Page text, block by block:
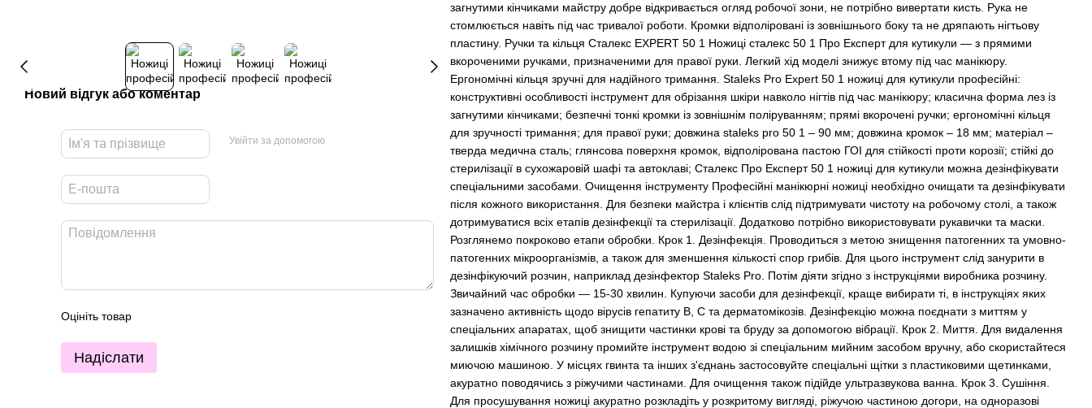
Новий відгук або коментар
Увійти за допомогою
Оцініть товар
Надіслати
загнутими кінчиками майстру добре відкривається огляд робочої зони, не потрібно вивертати кисть. Рука не
стомлюється навіть під час тривалої роботи. Кромки відполіровані із зовнішнього боку та не дряпають нігтьову
пластину. Ручки та кільця Сталекс EXPERT 50 1 Ножиці сталекс 50 1 Про Експерт для кутикули — з прямими
вкороченими ручками, призначеними для правої руки. Легкий хід моделі знижує втому під час манікюру.
Ергономічні кільця зручні для надійного тримання. Staleks Pro Expert 50 1 ножиці для кутикули професійні:
конструктивні особливості інструмент для обрізання шкіри навколо нігтів під час манікюру; класична форма лез із
загнутими кінчиками; безпечні тонкі кромки із зовнішнім поліруванням; прямі вкорочені ручки; ергономічні кільця
для зручності тримання; для правої руки; довжина staleks pro 50 1 – 90 мм; довжина кромок – 18 мм; матеріал –
тверда медична сталь; глянсова поверхня кромок, відполірована пастою ГОІ для стійкості проти корозії; стійкі до
стерилізації в сухожаровій шафі та автоклаві; Сталекс Про Експерт 50 1 ножиці для кутикули можна дезінфікувати
спеціальними засобами. Очищення інструменту Професійні манікюрні ножиці необхідно очищати та дезінфікувати
після кожного використання. Для безпеки майстра і клієнтів слід підтримувати чистоту на робочому столі, а також
дотримуватися всіх етапів дезінфекції та стерилізації. Додатково потрібно використовувати рукавички та маски.
Розглянемо покроково етапи обробки. Крок 1. Дезінфекція. Проводиться з метою знищення патогенних та умовно-
патогенних мікроорганізмів, а також для зменшення кількості спор грибів. Для цього інструмент слід занурити в
дезінфікуючий розчин, наприклад дезінфектор Staleks Pro. Потім діяти згідно з інструкціями виробника розчину.
Звичайний час обробки — 15-30 хвилин. Купуючи засоби для дезінфекції, краще вибирати ті, в інструкціях яких
зазначено активність щодо вірусів гепатиту В, С та дерматомікозів. Дезінфекцію можна поєднати з миттям у
спеціальних апаратах, щоб знищити частинки крові та бруду за допомогою вібрації. Крок 2. Миття. Для видалення
залишків хімічного розчину промийте інструмент водою зі спеціальним мийним засобом вручну, або скористайтеся
миючою машиною. У місцях гвинта та інших з'єднань застосовуйте спеціальні щітки з пластиковими щетинками,
акуратно поводячись з ріжучими частинами. Для очищення також підійде ультразвукова ванна. Крок 3. Сушіння.
Для просушування ножиці акуратно розкладіть у розкритому вигляді, ріжучою частиною догори, на одноразові